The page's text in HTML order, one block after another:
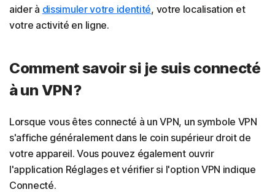
aider à dissimuler votre identité, votre localisation et
votre activité en ligne.
Comment savoir si je suis connecté
à un VPN ?
Lorsque vous êtes connecté à un VPN, un symbole VPN
s'affiche généralement dans le coin supérieur droit de
votre appareil. Vous pouvez également ouvrir
l'application Réglages et vérifier si l'option VPN indique
Connecté.